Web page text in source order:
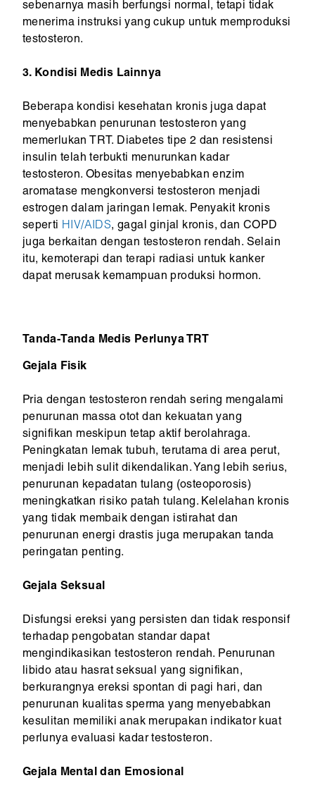
sebenarnya masih berfungsi normal, tetapi tidak
menerima instruksi yang cukup untuk memproduksi
testosteron.
3. Kondisi Medis Lainnya
Beberapa kondisi kesehatan kronis juga dapat
menyebabkan penurunan testosteron yang
memerlukan TRT. Diabetes tipe 2 dan resistensi
insulin telah terbukti menurunkan kadar
testosteron. Obesitas menyebabkan enzim
aromatase mengkonversi testosteron menjadi
estrogen dalam jaringan lemak. Penyakit kronis
seperti HIV/AIDS, gagal ginjal kronis, dan COPD
juga berkaitan dengan testosteron rendah. Selain
itu, kemoterapi dan terapi radiasi untuk kanker
dapat merusak kemampuan produksi hormon.
Tanda-Tanda Medis Perlunya TRT
Gejala Fisik
Pria dengan testosteron rendah sering mengalami
penurunan massa otot dan kekuatan yang
signifikan meskipun tetap aktif berolahraga.
Peningkatan lemak tubuh, terutama di area perut,
menjadi lebih sulit dikendalikan. Yang lebih serius,
penurunan kepadatan tulang (osteoporosis)
meningkatkan risiko patah tulang. Kelelahan kronis
yang tidak membaik dengan istirahat dan
penurunan energi drastis juga merupakan tanda
peringatan penting.
Gejala Seksual
Disfungsi ereksi yang persisten dan tidak responsif
terhadap pengobatan standar dapat
mengindikasikan testosteron rendah. Penurunan
libido atau hasrat seksual yang signifikan,
berkurangnya ereksi spontan di pagi hari, dan
penurunan kualitas sperma yang menyebabkan
kesulitan memiliki anak merupakan indikator kuat
perlunya evaluasi kadar testosteron.
Gejala Mental dan Emosional